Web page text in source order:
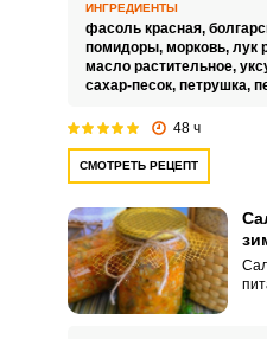
ИНГРЕДИЕНТЫ
фасоль красная,
помидоры, морковь, лук
масло растительное,
сахар-песок, петрушка,
48 ч
СМОТРЕТЬ РЕЦЕПТ